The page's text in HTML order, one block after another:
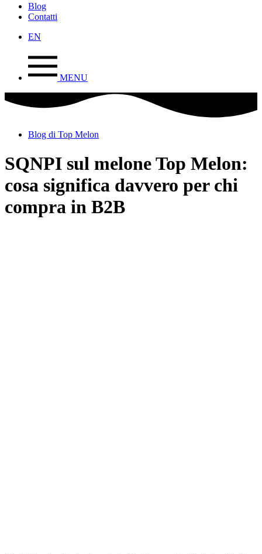
Blog
Contatti
EN
MENU
Blog di Top Melon
SQNPI sul melone Top Melon:
cosa significa davvero per chi
compra in B2B